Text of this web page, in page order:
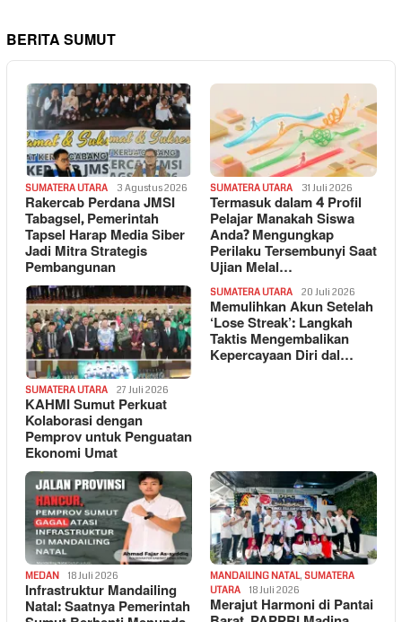
BERITA SUMUT
SUMATERA UTARA 3 Agustus 2026
Rakercab Perdana JMSI
Tabagsel, Pemerintah
Tapsel Harap Media Siber
Jadi Mitra Strategis
Pembangunan
SUMATERA UTARA 31 Juli 2026
Termasuk dalam 4 Profil
Pelajar Manakah Siswa
Anda? Mengungkap
Perilaku Tersembunyi Saat
Ujian Melal…
SUMATERA UTARA 27 Juli 2026
KAHMI Sumut Perkuat
Kolaborasi dengan
Pemprov untuk Penguatan
Ekonomi Umat
SUMATERA UTARA 20 Juli 2026
Memulihkan Akun Setelah
‘Lose Streak’: Langkah
Taktis Mengembalikan
Kepercayaan Diri dal…
MEDAN 18 Juli 2026
Infrastruktur Mandailing
Natal: Saatnya Pemerintah
MANDAILING NATAL, SUMATERA
UTARA
18 Juli 2026
Merajut Harmoni di Pantai